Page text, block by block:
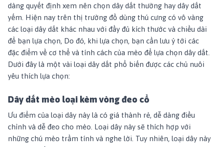
dàng quyết định xem nên chọn dây dắt thường hay dây dắt
yếm. Hiện nay trên thị trường đồ dùng thú cưng có vô vàng
các loại dây dắt khác nhau với đầy đủ kích thước và chiều dài
để bạn lựa chọn, Do đó, khi lựa chọn, bạn cần lưu ý tới các
đặc điểm về cơ thể và tính cách của mèo để lựa chọn dây dắt.
Dưới đây là một vài loại dây dắt phổ biến được các chủ nuôi
yêu thích lựa chọn:
Dây dắt mèo loại kèm vòng đeo cổ
Ưu điểm của loại dây này là có giá thành rẻ, dễ dàng điều
chỉnh và dễ đeo cho mèo. Loại dây này sẽ thích hợp với
những chú mèo trầm tính và nghe lời. Tuy nhiên, loại dây này